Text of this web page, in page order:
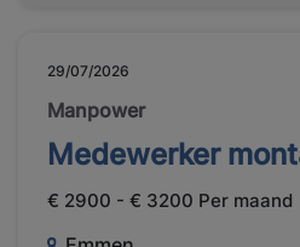
29/07/2026
Manpower
Medewerker
€ 2900 - € 3200 Per maand